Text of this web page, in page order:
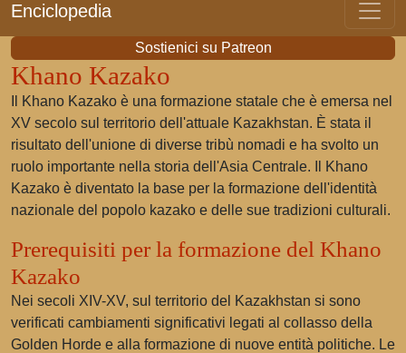
Enciclopedia
Sostienici su Patreon
Khano Kazako
Il Khano Kazako è una formazione statale che è emersa nel
XV secolo sul territorio dell'attuale Kazakhstan. È stata il
risultato dell'unione di diverse tribù nomadi e ha svolto un
ruolo importante nella storia dell'Asia Centrale. Il Khano
Kazako è diventato la base per la formazione dell'identità
nazionale del popolo kazako e delle sue tradizioni culturali.
Prerequisiti per la formazione del Khano
Kazako
Nei secoli XIV-XV, sul territorio del Kazakhstan si sono
verificati cambiamenti significativi legati al collasso della
Golden Horde e alla formazione di nuove entità politiche. Le